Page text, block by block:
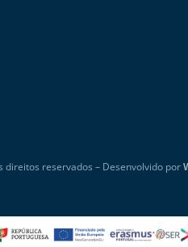
direitos reservados – Desenvolvido por